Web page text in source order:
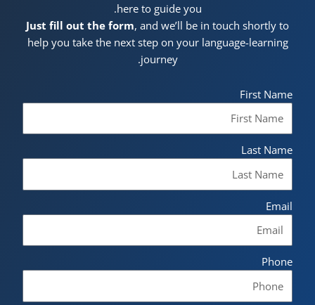
here to guide you.
Just fill out the form, and we’ll be in touch shortly to
help you take the next step on your language-learning
journey.
First Name
Last Name
Email
Phone